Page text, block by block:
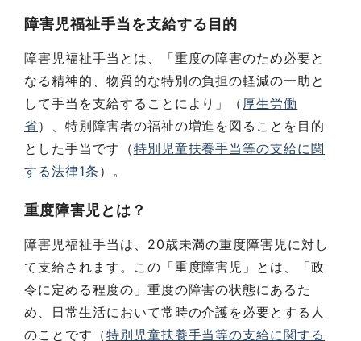
障害児福祉手当を支給する目的
障害児福祉手当とは、「重度の障害のため必要と
なる精神的、物質的な特別の負担の軽減の一助と
して手当を支給することにより」（ 厚生労働
省）、特別障害者の福祉の増進を図ることを目的
とした手当です（特別児童扶養手当等の支給に関
する法律1条 ）。
重度障害児とは？
障害児福祉手当は、20歳未満の重度障害児に対し
て支給されます。この「重度障害児」とは、「政
令に定める程度の」重度の障害の状態にあるた
め、日常生活において常時の介護を必要とする人
のことです（特別児童扶養手当等の支給に関する